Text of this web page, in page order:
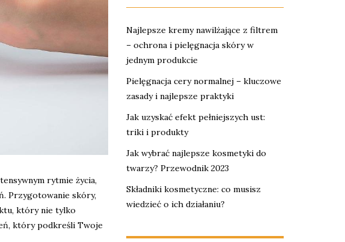
rytmie życia,
Przygotowanie skóry,
który nie tylko
który podkreśli Twoje
Najlepsze kremy nawilżające z filtrem
– ochrona i pielęgnacja skóry w
jednym produkcie
Pielęgnacja cery normalnej – kluczowe
zasady i najlepsze praktyki
Jak uzyskać efekt pełniejszych ust:
triki i produkty
Jak wybrać najlepsze kosmetyki do
twarzy? Przewodnik 2023
Składniki kosmetyczne: co musisz
wiedzieć o ich działaniu?